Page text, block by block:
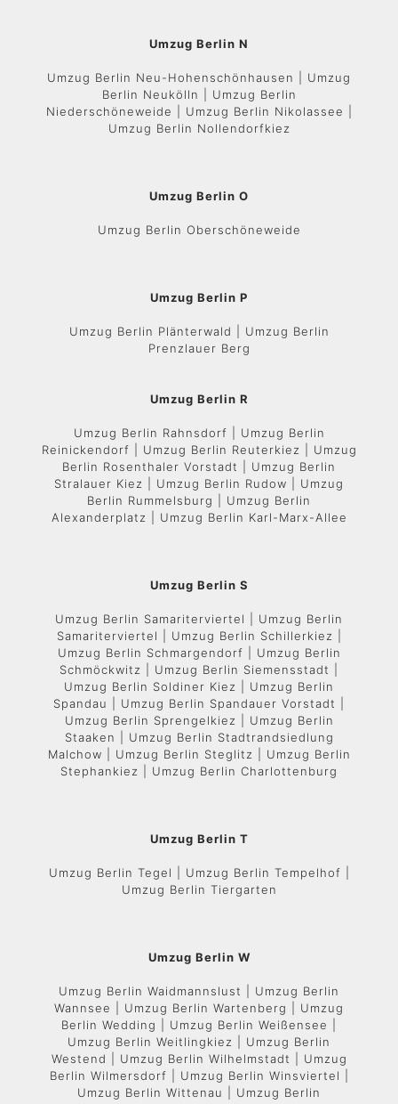
Umzug Berlin N
Umzug Berlin Neu-Hohenschönhausen | Umzug
Berlin Neukölln | Umzug Berlin
Niederschöneweide | Umzug Berlin Nikolassee |
Umzug Berlin Nollendorfkiez
Umzug Berlin O
Umzug Berlin Oberschöneweide
Umzug Berlin P
Umzug Berlin Plänterwald | Umzug Berlin
Prenzlauer Berg
Umzug Berlin R
Umzug Berlin Rahnsdorf | Umzug Berlin
Reinickendorf | Umzug Berlin Reuterkiez | Umzug
Berlin Rosenthaler Vorstadt | Umzug Berlin
Stralauer Kiez | Umzug Berlin Rudow | Umzug
Berlin Rummelsburg | Umzug Berlin
Alexanderplatz | Umzug Berlin Karl-Marx-Allee
Umzug Berlin S
Umzug Berlin Samariterviertel | Umzug Berlin
Samariterviertel | Umzug Berlin Schillerkiez |
Umzug Berlin Schmargendorf | Umzug Berlin
Schmöckwitz | Umzug Berlin Siemensstadt |
Umzug Berlin Soldiner Kiez | Umzug Berlin
Spandau | Umzug Berlin Spandauer Vorstadt |
Umzug Berlin Sprengelkiez | Umzug Berlin
Staaken | Umzug Berlin Stadtrandsiedlung
Malchow | Umzug Berlin Steglitz | Umzug Berlin
Stephankiez | Umzug Berlin Charlottenburg
Umzug Berlin T
Umzug Berlin Tegel | Umzug Berlin Tempelhof |
Umzug Berlin Tiergarten
Umzug Berlin W
Umzug Berlin Waidmannslust | Umzug Berlin
Wannsee | Umzug Berlin Wartenberg | Umzug
Berlin Wedding | Umzug Berlin Weißensee |
Umzug Berlin Weitlingkiez | Umzug Berlin
Westend | Umzug Berlin Wilhelmstadt | Umzug
Berlin Wilmersdorf | Umzug Berlin Winsviertel |
Umzug Berlin Wittenau | Umzug Berlin